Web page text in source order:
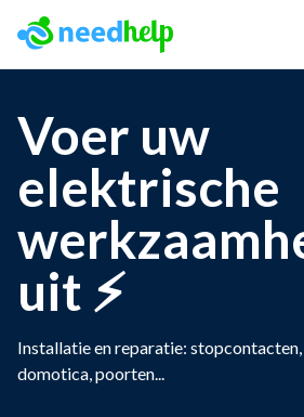
Voer uw
elektrische
uit ⚡
Installatie en reparatie: stopcontacten,
domotica, poorten...